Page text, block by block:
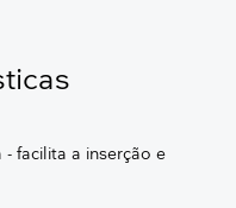
facilita a inserção e